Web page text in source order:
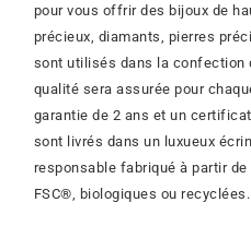
pour vous offrir des bijoux de
précieux, diamants, pierres
sont utilisés dans la confection
qualité sera assurée pour
garantie de 2 ans et un
sont livrés dans un luxueux
responsable fabriqué à partir
FSC®, biologiques ou recyclées.